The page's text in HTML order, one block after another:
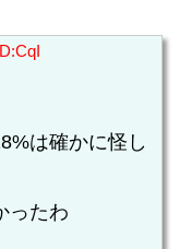
は確かに怪し
ったわ